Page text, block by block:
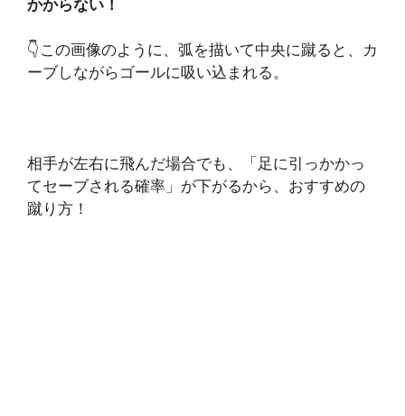
かからない！
👇この画像のように、弧を描いて中央に蹴ると、カ
ーブしながらゴールに吸い込まれる。
相手が左右に飛んだ場合でも、「足に引っかかっ
てセーブされる確率」が下がるから、おすすめの
蹴り方！